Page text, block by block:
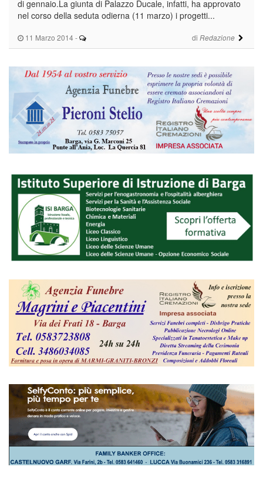
11 Marzo 2014 - di Redazione
di gennaio.La giunta di Palazzo Ducale, infatti, ha approvato
nel corso della seduta odierna (11 marzo) i progetti...